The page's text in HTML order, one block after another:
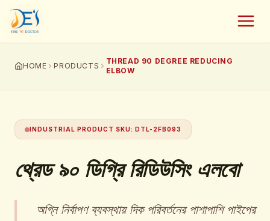
HOME PRODUCTS
THREAD 90 DEGREE REDUCING
ELBOW
INDUSTRIAL PRODUCT SKU: DTL-2FB093
থ্রেড ৯০ ডিগ্রি রিডিউসিং এলবো
অগ্নি নির্বাপণ ব্যবস্থায় দিক পরিবর্তনের পাশাপাশি পাইপের